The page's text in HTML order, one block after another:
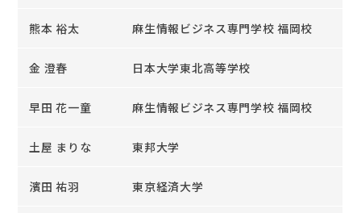
熊本 裕太 麻生情報ビジネス専門学校 福岡校
金 澄春 日本大学東北高等学校
早田 花一童 麻生情報ビジネス専門学校 福岡校
土屋 まりな 東邦大学
濱田 祐羽 東京経済大学